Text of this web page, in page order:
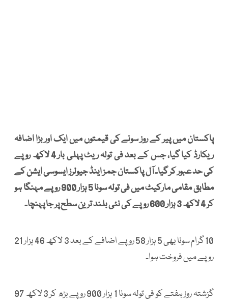
پاکستان میں پیر کے روز سونے کی قیمتوں میں ایک اور بڑا اضافہ
ریکارڈ کیا گیا، جس کے بعد فی تولہ ریٹ پہلی بار 4 لاکھ روپے
کی حد عبور کر گیا۔ آل پاکستان جمز اینڈ جیولرز ایسوسی ایشن کے
مطابق مقامی مارکیٹ میں فی تولہ سونا 5 ہزار 900 روپے مہنگا ہو
کر 4 لاکھ 3 ہزار 600 روپے کی نئی بلند ترین سطح پر جا پہنچا۔
10 گرام سونا بھی 5 ہزار 58 روپے اضافے کے بعد 3 لاکھ 46 ہزار 21
روپے میں فروخت ہوا۔
گزشتہ روز ہفتے کو فی تولہ سونا 1 ہزار 900 روپے بڑھ کر 3 لاکھ 97